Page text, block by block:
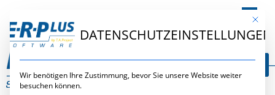
DEMit
DATENSCHUTZEINSTELLUNGEN
Wir benötigen Ihre Zustimmung, bevor Sie unsere Website weiter
besuchen können.